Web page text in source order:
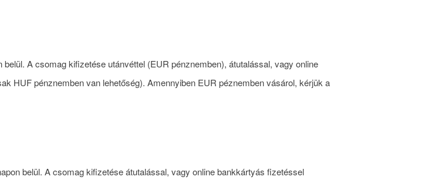
A csomag kifizetése utánvéttel (EUR pénznemben), átutalással, vagy online
HUF pénznemben van lehetőség). Amennyiben EUR péznemben vásárol, kérjük a
belül. A csomag kifizetése átutalással, vagy online bankkártyás fizetéssel